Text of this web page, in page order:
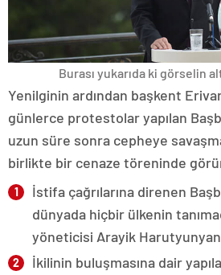
Burası yukarıda ki görselin
Yenilginin ardından başkent
günlerce protestolar yapılan
uzun süre sonra cepheye
birlikte bir cenaze töreninde
İstifa çağrılarına direnen
dünyada hiçbir ülkenin
yöneticisi Arayik
İkilinin buluşmasına dair